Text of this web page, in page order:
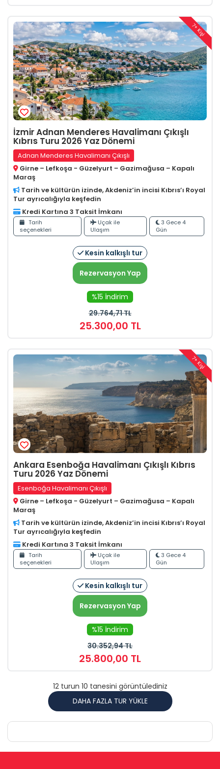
7+ Kişi
İzmir Adnan Menderes Havalimanı Çıkışlı
Kıbrıs Turu 2026 Yaz Dönemi
Adnan Menderes Havalimanı Çıkışlı
Girne – Lefkoşa - Güzelyurt – Gazimağusa – Kapalı
Maraş
Tarih ve kültürün izinde, Akdeniz’in incisi Kıbrıs’ı Royal
Tur ayrıcalığıyla keşfedin
Kredi Kartına 3 Taksit İmkanı
Tarih
seçenekleri
Uçak ile
Ulaşım
3 Gece 4
Gün
Kesin kalkışlı tur
Rezervasyon Yap
%15 İndirim
29.764,71TL
25.300,00 TL
7+ Kişi
Ankara Esenboğa Havalimanı Çıkışlı Kıbrıs
Turu 2026 Yaz Dönemi
Esenboğa Havalimanı Çıkışlı
Girne – Lefkoşa - Güzelyurt – Gazimağusa – Kapalı
Maraş
Tarih ve kültürün izinde, Akdeniz’in incisi Kıbrıs’ı Royal
Tur ayrıcalığıyla keşfedin
Kredi Kartına 3 Taksit İmkanı
Tarih
seçenekleri
Uçak ile
Ulaşım
3 Gece 4
Gün
Kesin kalkışlı tur
Rezervasyon Yap
%15 İndirim
30.352,94TL
25.800,00 TL
12 turun 10 tanesini görüntülediniz
DAHA FAZLA TUR YÜKLE